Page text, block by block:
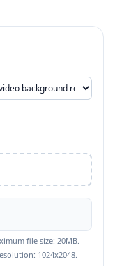
file size: 20MB.
1024x2048.